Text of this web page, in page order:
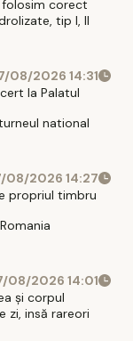
folosim corect
tip I, II
08/2026 14:31
la Palatul
national
08/2026 14:27
propriul timbru
08/2026 14:01
și corpul
zi, insă rareori